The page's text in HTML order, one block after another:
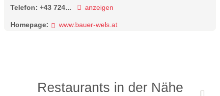
Telefon: +43 724... anzeigen
Homepage: www.bauer-wels.at
Restaurants in der Nähe